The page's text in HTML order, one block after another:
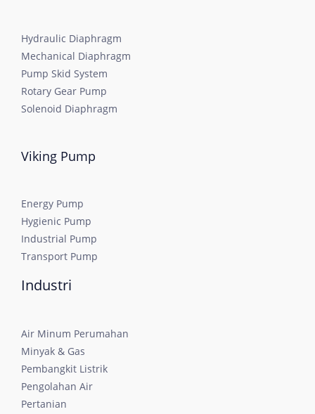
Hydraulic Diaphragm
Mechanical Diaphragm
Pump Skid System
Rotary Gear Pump
Solenoid Diaphragm
Viking Pump
Energy Pump
Hygienic Pump
Industrial Pump
Transport Pump
Industri
Air Minum Perumahan
Minyak & Gas
Pembangkit Listrik
Pengolahan Air
Pertanian